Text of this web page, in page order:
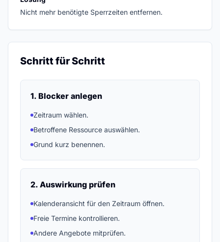
Nicht mehr benötigte Sperrzeiten entfernen.
Schritt für Schritt
1. Blocker anlegen
Zeitraum wählen.
Betroffene Ressource auswählen.
Grund kurz benennen.
2. Auswirkung prüfen
Kalenderansicht für den Zeitraum öffnen.
Freie Termine kontrollieren.
Andere Angebote mitprüfen.